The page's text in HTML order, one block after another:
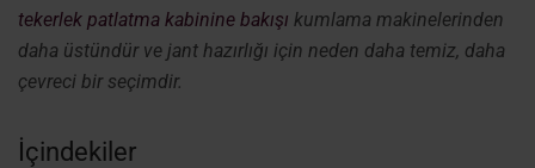
tekerlek patlatma kabinine bakışı kumlama makinelerinden
daha üstündür ve jant hazırlığı için neden daha temiz, daha
çevreci bir seçimdir.
İçindekiler